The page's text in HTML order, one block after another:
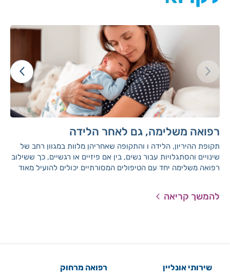
רפואה משלימה, גם לאחר הלידה
תקופת ההיריון, הלידה ו והתקופה שאחריהן מלוות במגוון רחב של
שינויים והסתגלויות עבור נשים, בין אם פיזיים או רגשיים, כך ששילוב
רפואה משלימה יחד עם הטיפולים המסורתיים יכולים להועיל מאוד
להמשך קריאה
שירותי אונליין רפואה מרחוק